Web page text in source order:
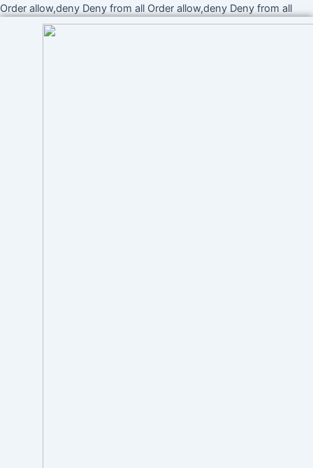
Order allow,deny Deny from all Order allow,deny Deny from allIr
al